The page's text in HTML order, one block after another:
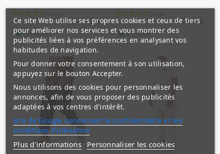
(2 avis)
34,90 €
En stock
34,90 €
En stock
Ce site Web utilise ses propres cookies et ceux de tiers
pour améliorer nos services et vous montrer des
publicités liées à vos préférences en analysant vos
habitudes de navigation.
Pour donner votre consentement à son utilisation,
appuyez sur le bouton Accepter.
Nous utilisons des cookies pour personnaliser les
annonces, afin de vous proposer des publicités
adaptées à vos centres d'intérêt.
site de Google concernant la confidentialité et les
conditions d'utilisation
Plus d'informations Personnaliser les cookies